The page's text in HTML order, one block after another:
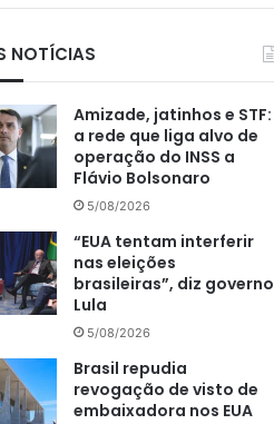
NOTÍCIAS
Amizade, jatinhos e STF:
a rede que liga alvo de
operação do INSS a
Flávio Bolsonaro
5/08/2026
“EUA tentam interferir
nas eleições
brasileiras”, diz governo
Lula
5/08/2026
Brasil repudia
revogação de visto de
embaixadora nos EUA